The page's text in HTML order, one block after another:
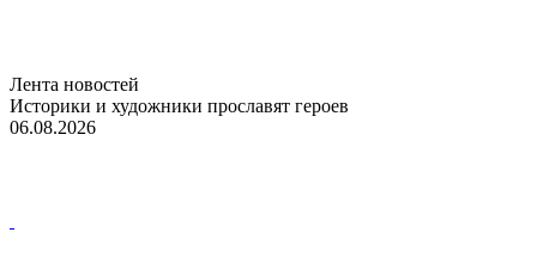
Лента новостей
Историки и художники прославят героев
06.08.2026